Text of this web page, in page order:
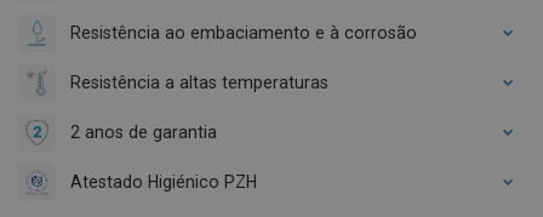
Resistência ao embaciamento e à corrosão
Resistência a altas temperaturas
2 anos de garantia
Atestado Higiénico PZH